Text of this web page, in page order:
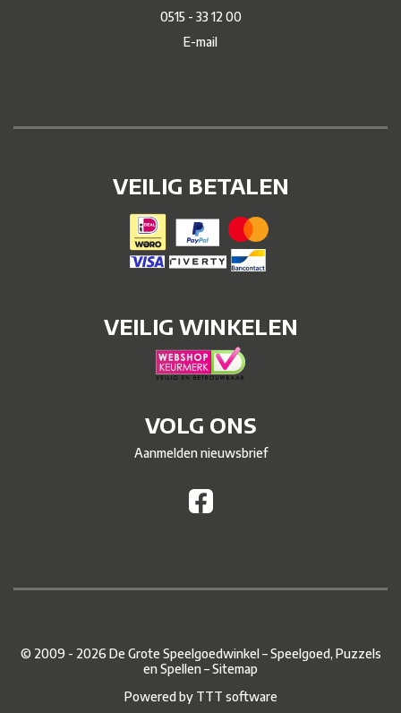
0515 - 33 12 00
E-mail
VEILIG BETALEN
VEILIG WINKELEN
VOLG ONS
Aanmelden nieuwsbrief
© 2009 - 2026 De Grote Speelgoedwinkel – Speelgoed, Puzzels
en Spellen –Sitemap
Powered by TTT software